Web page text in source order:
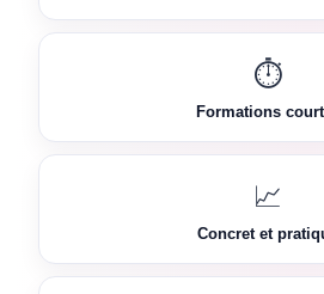
⏱️
Formations
📈
Concret et